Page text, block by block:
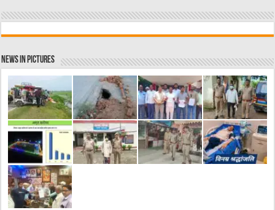
News in Pictures